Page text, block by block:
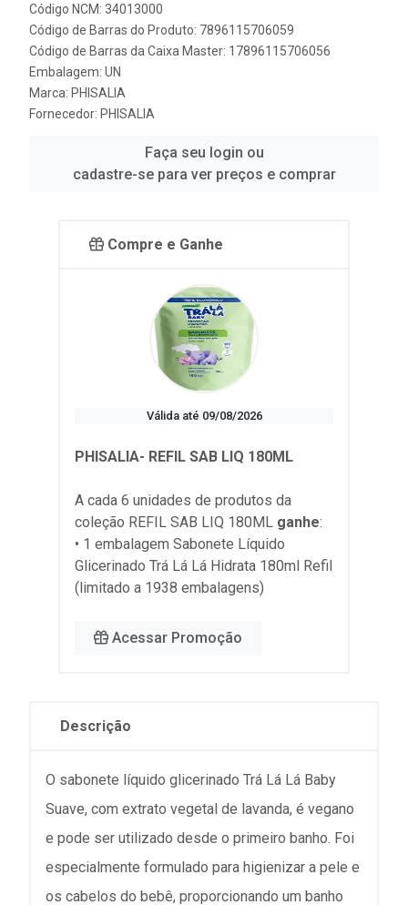
Código NCM: 34013000
Código de Barras do Produto: 7896115706059
Código de Barras da Caixa Master: 17896115706056
Embalagem: UN
Marca: PHISALIA
Fornecedor: PHISALIA
Faça seu login ou
cadastre-se para ver preços e comprar
Compre e Ganhe
Válida até 09/08/2026
PHISALIA- REFIL SAB LIQ 180ML
A cada 6 unidades de produtos da
coleção REFIL SAB LIQ 180ML ganhe:
• 1 embalagem Sabonete Líquido
Glicerinado Trá Lá Lá Hidrata 180ml Refil
(limitado a 1938 embalagens)
Acessar Promoção
Descrição
O sabonete líquido glicerinado Trá Lá Lá Baby
Suave, com extrato vegetal de lavanda, é vegano
e pode ser utilizado desde o primeiro banho. Foi
especialmente formulado para higienizar a pele e
os cabelos do bebê, proporcionando um banho